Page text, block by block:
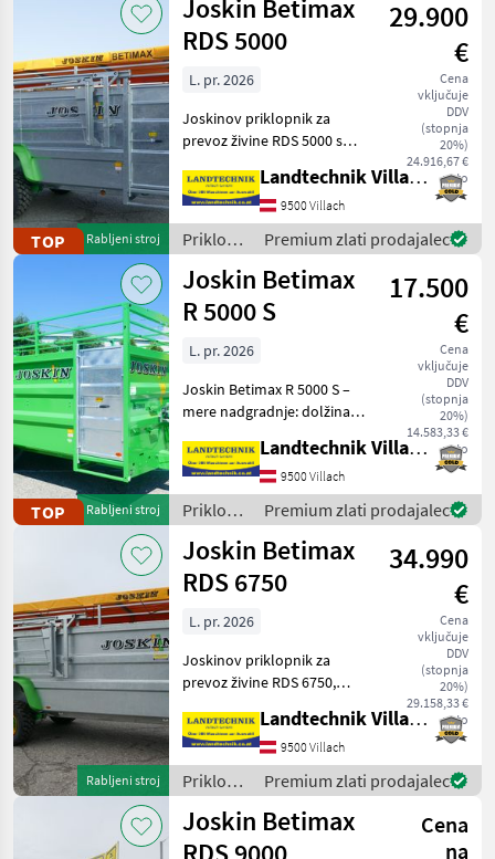
Daltec
Prikaži
vse
(22)
MODEL
Betimax
RDS
6000
RDS
G
6000
MARKETPLACE
Marketplace
Ponudbe
trgovcev
Mali
oglasi
TOP Rabljeni stroj
Joskin Betimax
RDS 5000
29.900
€
Cena
vključuje
DDV
(stopnja
20%)
24.916,67 €
neto
L. pr. 2026
Joskinov priklopnik za
prevoz živine RDS 5000 s
ponjavo, nastavljivo
notranjo pregradno steno,
tlemi iz sintetične smole,
sprednjimi vrati
Landtechnik Villach GmbH
9500 Villach
Priklopniki
/ Joskin
Premium zlati prodajalec
TOP Rabljeni stroj
Joskin Betimax
R 5000 S
17.500
€
Cena
vključuje
DDV
(stopnja
20%)
14.583,33 €
neto
L. pr. 2026
Joskin Betimax R 5000 S –
mere nadgradnje: dolžina 5
10 m, lakirana nadgradnja,
pnevmatike 445/45R19.5,
hidravlične zavore,
samonosna na
Landtechnik Villach GmbH
9500 Villach
Priklopniki
/ Joskin
Premium zlati prodajalec
Rabljeni stroj
Joskin Betimax
RDS 6750
34.990
€
Cena
vključuje
DDV
(stopnja
20%)
29.158,33 €
neto
L. pr. 2026
Joskinov priklopnik za
prevoz živine RDS 6750,
vzmeteno vlečno ročico,
priklopno napravo s kroglo
K80, popolnoma pocinkano
izvedbo s tlemi i
Landtechnik Villach GmbH
9500 Villach
Priklopniki
/ Joskin
Premium zlati prodajalec
Joskin Betimax
Cena
na